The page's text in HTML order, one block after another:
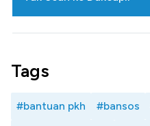
Tags
#bantuan pkh #bansos